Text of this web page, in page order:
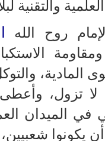
والتقنية
روح الله
ومقاومة
المادية،
لا تزول،
في الميدان
يكونوا